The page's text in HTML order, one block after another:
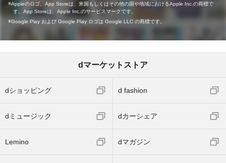
Appleのロゴ、App Storeは、米国もしくはその他の国や地域におけるApple Inc.の商標で
す。App Storeは、Apple Inc.のサービスマークです。
Google Play および Google Play ロゴは Google LLC の商標です。
dマーケットストア
dショッピング d fashion
dミュージック dカーシェア
Lemino dマガジン